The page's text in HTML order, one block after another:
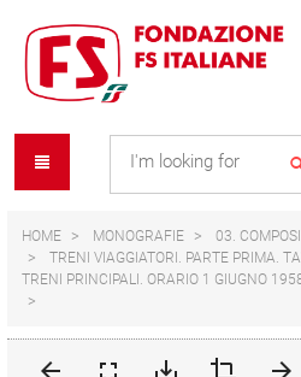
content
navigation
menu
HOME MONOGRAFIE
03.
TRENI VIAGGIATORI. PARTE PRIMA.
TRENI PRINCIPALI. ORARIO 1 GIUGNO